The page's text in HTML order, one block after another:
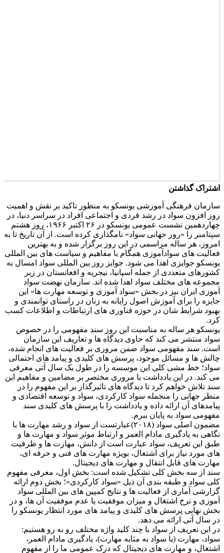
اشتراک گذاشتن
سازمان فرهنگی آموزشی یونسکو به منظور تاکید بر نقش و اهمیت
روز افزون سواد در رشد فردی و اجتماعی افراد در سراسر دنیا، در
چهاردهمین نشست عمومی یونسکو در ۲۶ اکتبر ۱۹۶۶، روز هشتم
سپتامبر را «روز جهانی سواد» نامگذاری کرده است. از آن تاریخ تا به
امروز، هر ساله مراسمی در این روز برگزار شده و به بهترین
فعالیت های سوادآموزی همگام با مفاهیم و سیاست های بین المللی
یونسکو جوایزی اهدا می شود. جوایز روز بین المللی سواد امسال به
کشورهای متعددی از جمله اسپانیا، نیجریه و افغانستان در زیر
مجموعه های مختلف سواد اهدا شده اند. سازمان نهضت سواد
آموزی ایران نیز در بخش «سواد آموزی و توسعه مهارت ها» این
جایزه را برای آموزش اصول رایانه به زنان در راستای توانمندی و
بهبود شرایط شان در حوزه فناوری ‌های ارتباطات و اطلاعات کسب
کرد.
یونسکو هر ساله به مناسبت این روز سند مفهومی را در خصوص
سواد منتشر می کند که حاوی دیدگاه ها و تعاریف این سازمان
است. سند مفهومی سواد ضمن مروری بر فعالیت های انجام شده،
چالش ها و مسائل موجود، پرسش های کلیدی و پیامد های احتمالی
سواد؛ خط مشی کلی این موسسه را در طول یک سال آتی معرفی
می کند. در این یادداشت با مروری مختصر بر مضامین و مفاهیم این
سند تلاش خواهم کرد تا دیدگاه های تاثیرگذار بر این مفهوم را در
منظر جهانی را منجمله سواد کارکردی، سواد و توسعه اقتصادی و
پیامدهای آن ارائه داده و یادداشت را با پرسش های کلیدی سند
مفهومی سواد به پایان ببرم.
مضمون اصلی سواد (۲۰۱۸)عبارتست از سواد و رشد مهارت ها با
نگاهی به یادگیری مادام العمر و ارتباط موثر سواد و مهارت ها و
طبق این تعریف، سواد عبارت است از دانش، مهارت ها و ظرفیت
های مورد نیاز برای اشتغال، بویژه مهارت های فنی و حرفه ای،
مهارت های قابل انتقال و مهارت های دیجیتال.
سند از سه بخش کلی تشکیل شده است: بخش اول، معرفی مفهوم
کلی سواد و طبقه بندی آن ذیل «سواد کارکردی»؛ بخش دوم ارائه
گزارشی آماری از فعالیت ها و نتایج کمپین های بین المللی سواد
آموزی و نرخ اشتغال و میزان موفقیت یا عدم موفقیت آن ها، و در
بخش نهایی پرسش های کلیدی و پیامد های مورد انتظار یونسکو را
در سال آتی ارائه می دهد.
در این تعریف از سواد با چند کلید واژه مختلف رو به رو هستیم:
سواد، مهارت (یا سواد به مثابه مهارت)، یادگیری مادام العمر،
اشتغال، و مهارت های دیجیتال که درک عمومی ما را از مفهوم